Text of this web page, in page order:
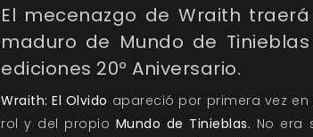
El mecenazgo de Wraith
maduro de Mundo de
ediciones 20º Aniversario.
Wraith: El Olvido apareció por primera vez
rol y del propio Mundo de Tinieblas. No era